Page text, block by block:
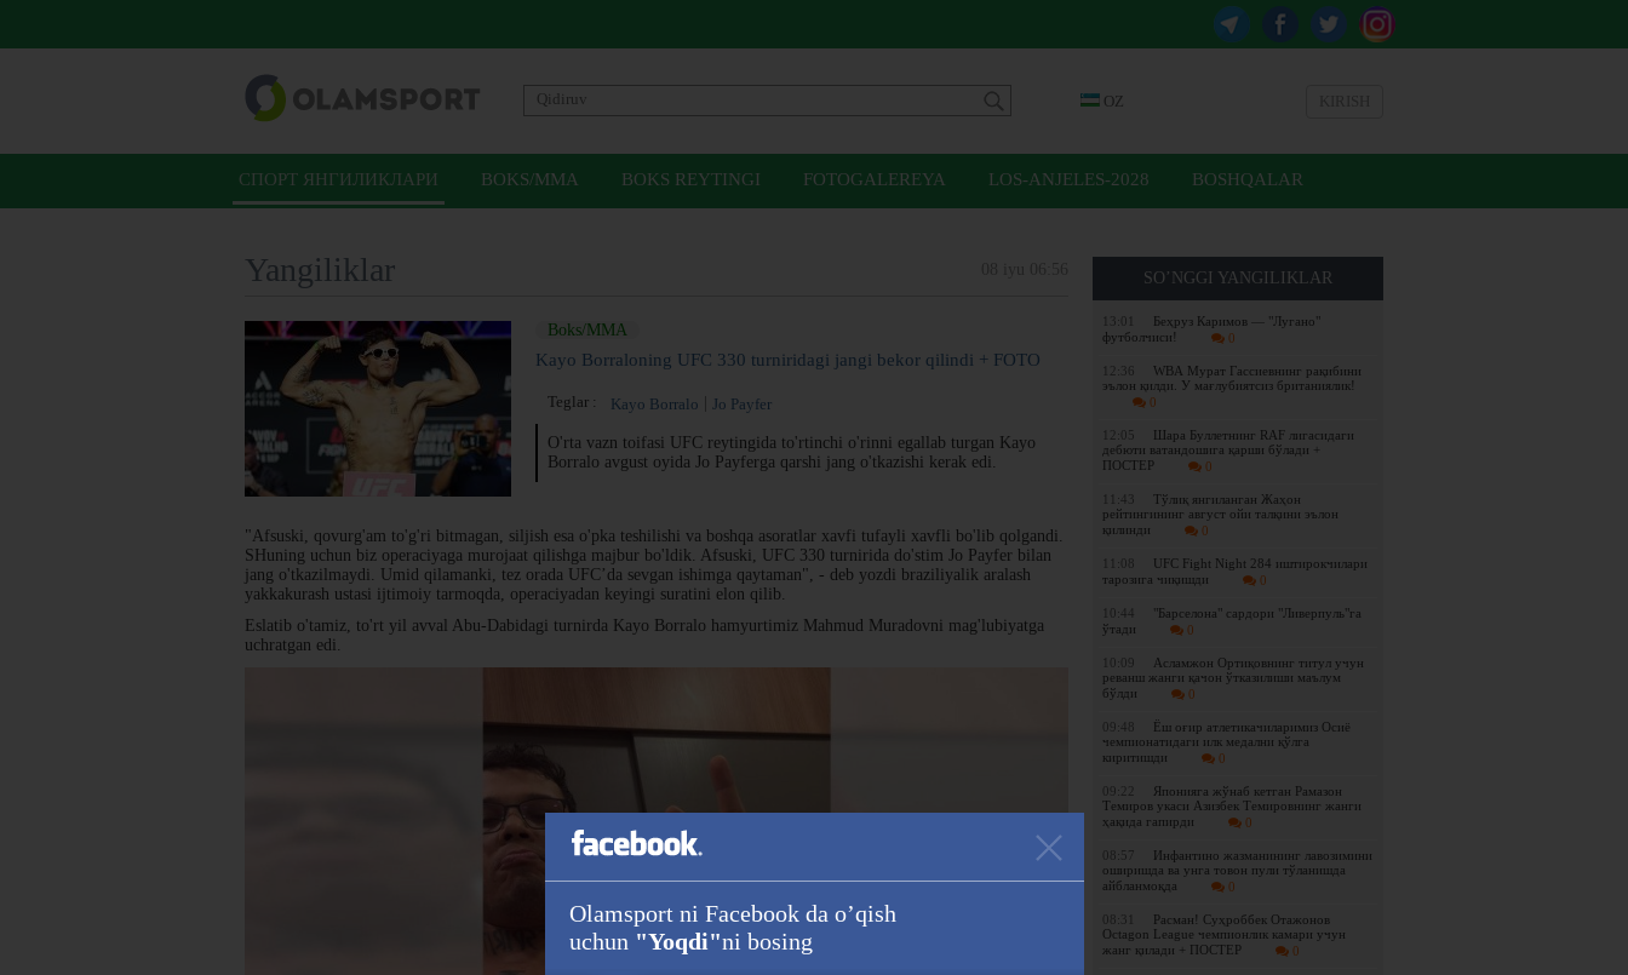
OZ
СПОРТ ЯНГИЛИКЛАРИ BOKS/MMA BOKS REYTINGI FOTOGALEREYA LOS-ANJELES-2028 BOSHQALAR
SO’NGGI YANGILIKLAR
13:01
Беҳруз Каримов — "Лугано"
футболчиси!
0
12:36
WBА Мурат Гассиевнинг рақибини
эълон қилди. У мағлубиятсиз британиялик!
0
12:05
Шара Буллетнинг RAF лигасидаги
дебюти ватандошига қарши бўлади +
ПОСТЕР
0
11:43
Tўлиқ янгиланган Жаҳон
рейтингининг август ойи талқини эълон
қилинди
0
11:08
UFC Fight Night 284 иштирокчилари
тарозига чиқишди
0
10:44
"Барселона" сардори "Ливерпуль"га
ўтади
0
10:09
Асламжон Ортиқовнинг титул учун
реванш жанги қачон ўтказилиши маълум
бўлди
0
09:48
Ёш оғир атлетикачиларимиз Осиё
чемпионатидаги илк медални қўлга
киритишди
0
09:22
Японияга жўнаб кетган Рамазон
Темиров укаси Азизбек Темировнинг жанги
ҳақида гапирди
0
08:57
Инфантино жазманининг лавозимини
оширишда ва унга товон пули тўланишда
айбланмоқда
0
08:31
Расман! Суҳроббек Отажонов
Octagon League чемпионлик камари учун
жанг қилади + ПОСТЕР
0
Yangiliklar
Boks/MMA
Kayo Borraloning UFC 330 turniridagi jangi bekor qilindi + FOTO
Teglar : Kayo Borralo Jo Payfer
O'rta vazn toifasi UFC reytingida to'rtinchi o'rinni egallab turgan Kayo
Borralo avgust oyida Jo Payferga qarshi jang o'tkazishi kerak edi.
"Afsuski, qovurg'am to'g'ri bitmagan, siljish esa o'pka teshilishi va boshqa asoratlar xavfi tufayli xavfli bo'lib qolgandi.
SHuning uchun biz operaciyaga murojaat qilishga majbur bo'ldik. Afsuski, UFC 330 turnirida do'stim Jo Payfer bilan
jang o'tkazilmaydi. Umid qilamanki, tez orada UFC’da sevgan ishimga qaytaman", - deb yozdi braziliyalik aralash
yakkakurash ustasi ijtimoiy tarmoqda, operaciyadan keyingi suratini elon qilib.
Eslatib o'tamiz, to'rt yil avval Abu-Dabidagi turnirda Kayo Borralo hamyurtimiz Mahmud Muradovni mag'lubiyatga
uchratgan edi.
Olamsport ni Facebook da o’qish
uchun "Yoqdi"ni bosing